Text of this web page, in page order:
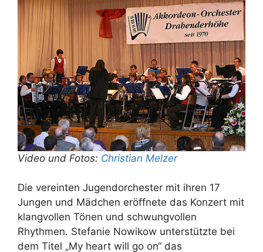
Video und Fotos: Christian Melzer
Die vereinten Jugendorchester mit ihren 17
Jungen und Mädchen eröffnete das Konzert mit
klangvollen Tönen und schwungvollen
Rhythmen. Stefanie Nowikow unterstützte bei
dem Titel „My heart will go on“ das